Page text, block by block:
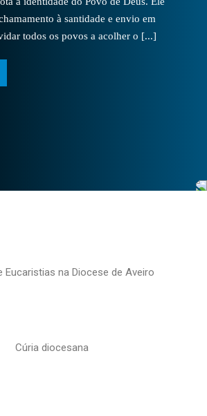
à santidade e envio em
todos os povos a acolher o [...]
Eucaristias na Diocese de Aveiro
Cúria diocesana